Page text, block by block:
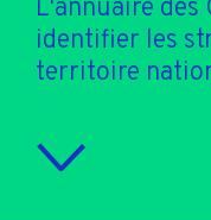
L'annuaire des
identifier les
territoire